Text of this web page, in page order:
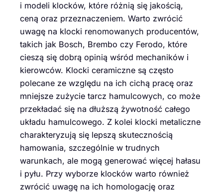
i modeli klocków, które różnią się jakością,
ceną oraz przeznaczeniem. Warto zwrócić
uwagę na klocki renomowanych producentów,
takich jak Bosch, Brembo czy Ferodo, które
cieszą się dobrą opinią wśród mechaników i
kierowców. Klocki ceramiczne są często
polecane ze względu na ich cichą pracę oraz
mniejsze zużycie tarcz hamulcowych, co może
przekładać się na dłuższą żywotność całego
układu hamulcowego. Z kolei klocki metaliczne
charakteryzują się lepszą skutecznością
hamowania, szczególnie w trudnych
warunkach, ale mogą generować więcej hałasu
i pyłu. Przy wyborze klocków warto również
zwrócić uwagę na ich homologację oraz